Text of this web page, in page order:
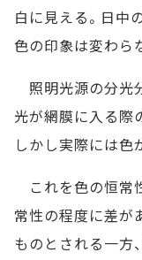
白に見える。日中
色の印象は変わら
照明光源の分光
光が網膜に入る際
しかし実際には色
これを色の恒常
常性の程度に差が
ものとされる一方